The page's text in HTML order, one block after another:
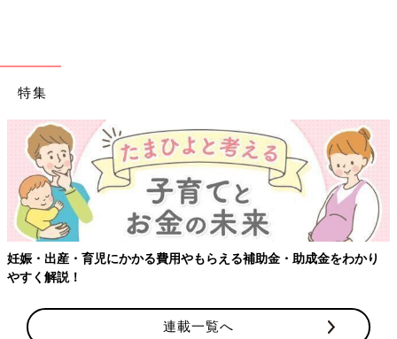
特集
かる費用やもらえる補助金・助成金をわかり
【ワクチン接種でき
連載一覧へ